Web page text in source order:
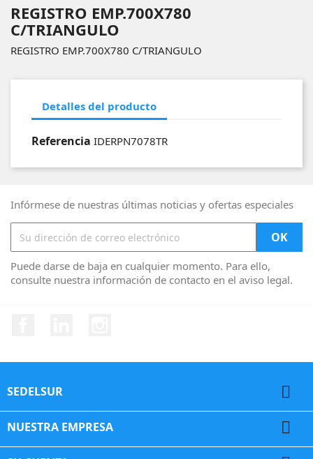
REGISTRO EMP.700X780
C/TRIANGULO
REGISTRO EMP.700X780 C/TRIANGULO
Detalles del producto
Referencia IDERPN7078TR
Infórmese de nuestras últimas noticias y ofertas especiales
Puede darse de baja en cualquier momento. Para ello,
consulte nuestra información de contacto en el aviso legal.
SEDELSUR 
NUESTRA EMPRESA 